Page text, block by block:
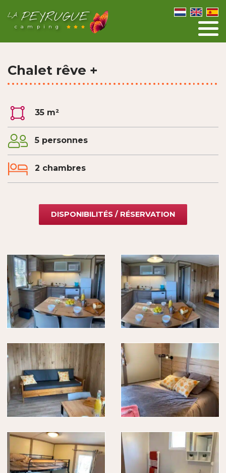
LAPEYRUGUE
camping
Chalet rêve +
35 m²
5 personnes
2 chambres
DISPONIBILITÉS / RÉSERVATION